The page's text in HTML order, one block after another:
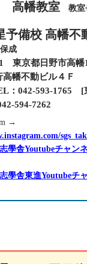
高幡教室 教室
予備校 高幡不
成
東京都日野市高幡
幡不動ビル４Ｆ
：042-593-1765 [
594-7262
→
學舎Youtubeチャン
學舎東進Youtubeチ